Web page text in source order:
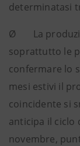
determinatasi
Ø La
soprattutto le
confermare lo
mesi estivi il
coincidente si
anticipa il ciclo
novembre,